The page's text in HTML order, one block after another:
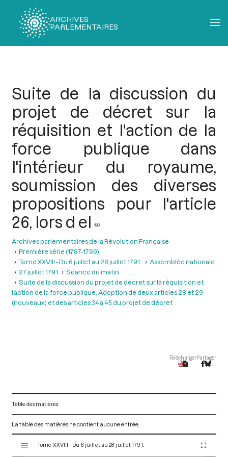
ARCHIVES
PARLEMENTAIRES
Suite de la discussion du
projet de décret sur la
réquisition et l'action de la
force publique dans
l'intérieur du royaume,
soumission des diverses
propositions pour l'article
26, lors d el
Archives parlementaires de la Révolution Française
Première série (1787-1799)
Tome XXVIII - Du 6 juillet au 28 juillet 1791.
Assemblée nationale
27 juillet 1791
Séance du matin
Suite de la discussion du projet de décret sur la réquisition et
l’action de la force publique. Adoption de deux articles 28 et 29
(nouveaux) et des articles 34 à 45 du projet de décret
TéléchargerPartager
Table des matières
La table des matières ne contient aucune entrée.
Tome XXVIII - Du 6 juillet au 28 juillet 1791.